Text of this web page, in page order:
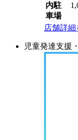
内駐
車場
店舗詳
児童発達支援